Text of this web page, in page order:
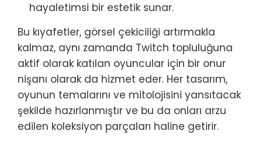
hayaletimsi bir estetik sunar.
Bu kıyafetler, görsel çekiciliği artırmakla
kalmaz, aynı zamanda Twitch topluluğuna
aktif olarak katılan oyuncular için bir onur
nişanı olarak da hizmet eder. Her tasarım,
oyunun temalarını ve mitolojisini yansıtacak
şekilde hazırlanmıştır ve bu da onları arzu
edilen koleksiyon parçaları haline getirir.